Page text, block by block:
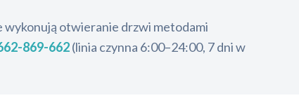
wykonują otwieranie drzwi metodami
869-662(linia czynna 6:00–24:00, 7 dni w